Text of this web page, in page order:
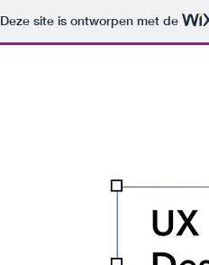
Deze site is ontworpen met de